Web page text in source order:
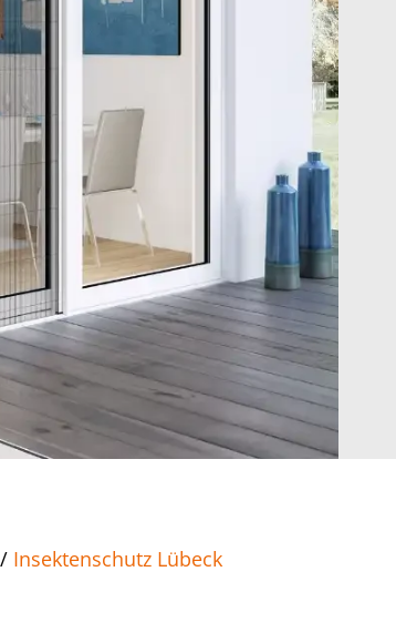
/ Insektenschutz Lübeck